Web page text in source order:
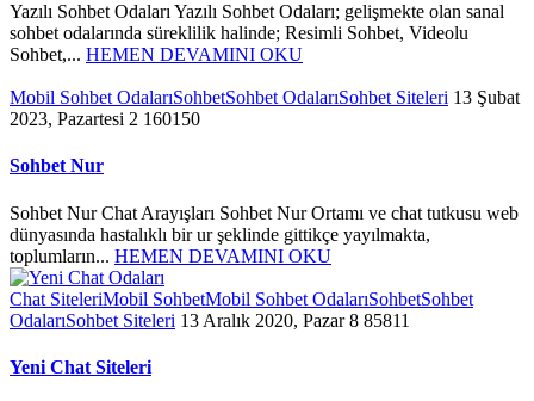
Yazılı Sohbet Odaları Yazılı Sohbet Odaları; gelişmekte olan sanal
sohbet odalarında süreklilik halinde; Resimli Sohbet, Videolu
Sohbet,... HEMEN DEVAMINI OKU
Mobil Sohbet OdalarıSohbetSohbet OdalarıSohbet Siteleri 13 Şubat
2023, Pazartesi 2 160150
Sohbet Nur
Sohbet Nur Chat Arayışları Sohbet Nur Ortamı ve chat tutkusu web
dünyasında hastalıklı bir ur şeklinde gittikçe yayılmakta,
toplumların... HEMEN DEVAMINI OKU
Chat SiteleriMobil SohbetMobil Sohbet OdalarıSohbetSohbet
OdalarıSohbet Siteleri 13 Aralık 2020, Pazar 8 85811
Yeni Chat Siteleri